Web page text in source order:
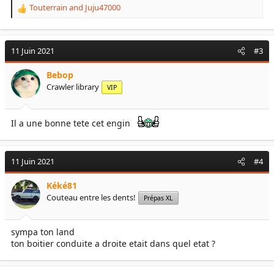
R
t
o
n
s
:
Touterrain and Juju47000
11 Juin 2021 #3
Bebop
Crawler library VIP
Il a une bonne tete cet engin
11 Juin 2021 #4
Kéké81
Couteau entre les dents! Prépas XL
sympa ton land
ton boitier conduite a droite etait dans quel etat ?